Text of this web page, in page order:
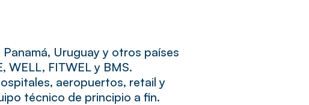
Uruguay y otros países
WELL, FITWEL y BMS.
aeropuertos, retail y
técnico de principio a fin.